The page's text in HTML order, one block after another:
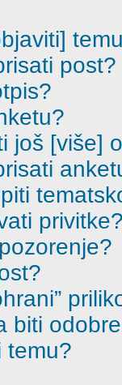
post?
još [više]
biti
temu?